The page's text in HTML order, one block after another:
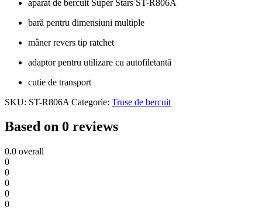
aparat de bercuit Super Stars ST-R806A
bară pentru dimensiuni multiple
mâner revers tip ratchet
adaptor pentru utilizare cu autofiletantă
cutie de transport
SKU: ST-R806A Categorie: Truse de bercuit
Based on 0 reviews
0.0 overall
0
0
0
0
0